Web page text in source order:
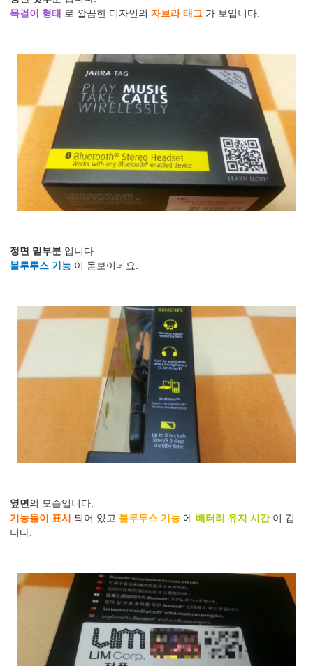
목걸이 형태 로 깔끔한 디자인의 자브라 태그 가 보입니다.
정면 밑부분 입니다.
블루투스 기능 이 돋보이네요.
옆면 의 모습입니다.
기능들이 표시
되어 있고 블루투스 기능 에 배터리 유지 시간이 깁
니다.